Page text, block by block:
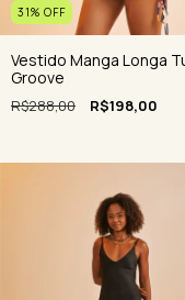
31% OFF
Vestido Manga Longa
Groove
R$288,00 R$198,00